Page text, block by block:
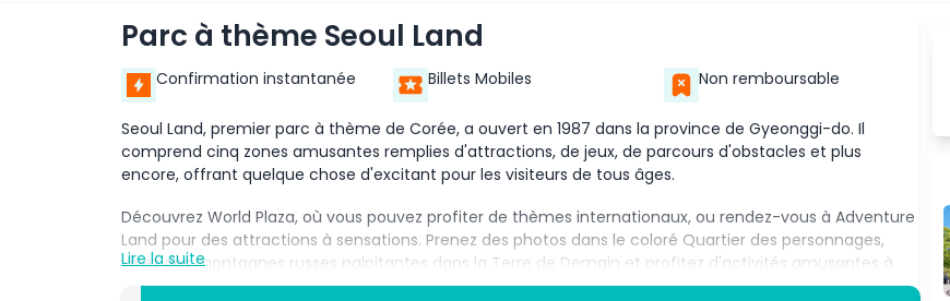
Parc à thème Seoul Land
Confirmation instantanée Billets Mobiles Non remboursable
Seoul Land, premier parc à thème de Corée, a ouvert en 1987 dans la province de Gyeonggi-do. Il
comprend cinq zones amusantes remplies d'attractions, de jeux, de parcours d'obstacles et plus
encore, offrant quelque chose d'excitant pour les visiteurs de tous âges.
Découvrez World Plaza, où vous pouvez profiter de thèmes internationaux, ou rendez-vous à Adventure
Land pour des attractions à sensations. Prenez des photos dans le coloré Quartier des personnages,
vivez des montagnes russes palpitantes dans la Terre de Demain et profitez d'activités amusantes à
Samchulli Land.
Lire la suite